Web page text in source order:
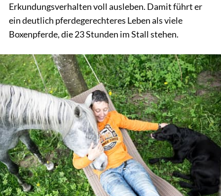
Erkundungsverhalten voll ausleben. Damit führt er
ein deutlich pferdegerechteres Leben als viele
Boxenpferde, die 23 Stunden im Stall stehen.